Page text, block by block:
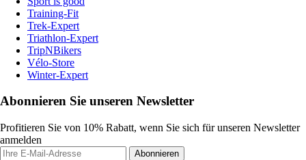
Training-Fit
Trek-Expert
Triathlon-Expert
TripNBikers
Vélo-Store
Winter-Expert
Abonnieren Sie unseren Newsletter
Profitieren Sie von 10% Rabatt, wenn Sie sich für unseren Newsletter
anmelden
Abonnieren